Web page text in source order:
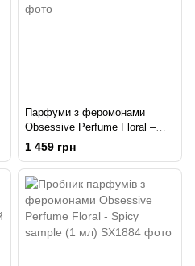
Парфуми з феромонами
Obsessive Perfume Floral –
Fruity 30 мл, квітково-
фруктовий аромат
1 459 грн